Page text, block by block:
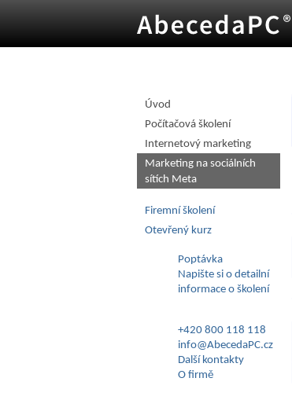
Úvod
Počítačová školení
Internetový marketing
Marketing na sociálních
sítích Meta
Firemní školení
Otevřený kurz
Poptávka
Napište si o detailní
informace o školení
+420 800 118 118
info@AbecedaPC.cz
Další kontakty
O firmě